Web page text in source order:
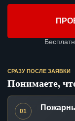
СРАЗУ ПОСЛЕ ЗАЯВКИ
Понимаете,
01